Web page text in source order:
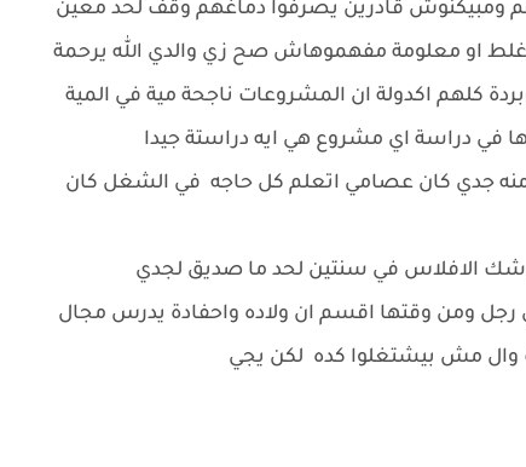
ومبيكنوش قادرين يصرفوا دماغهم وقف لحد معين
غلط او معلومة مفهموهاش صح زي والدي الله يرحمة
كلهم اكدولة ان المشروعات ناجحة مية في المية
في دراسة اي مشروع هي ايه دراستة جيدا
منه جدي كان عصامي اتعلم كل حاجه في الشغل كان
الافلاس في سنتين لحد ما صديق لجدي
ومن وقتها اقسم ان ولاده واحفادة يدرس مجال
وال مش بيشتغلوا كده لكن يجي